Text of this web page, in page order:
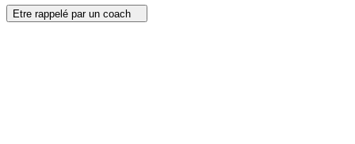
Etre rappelé par un coach